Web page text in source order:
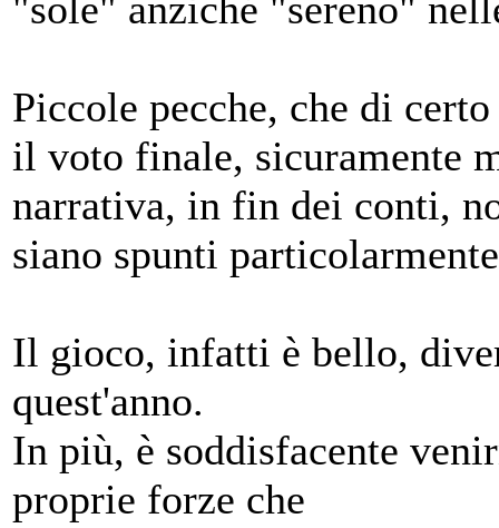
Piccole pecche, che di
il voto finale, sicuramente
narrativa, in fin dei conti,
siano spunti
Il gioco, infatti è bello,
quest'anno.
In più, è soddisfacente
proprie forze che